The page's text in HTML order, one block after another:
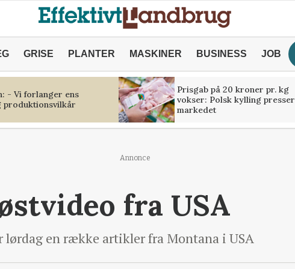
GRISE PLANTER MASKINER BUSINESS JOB
- Vi forlanger ens
Prisgab på 20 kroner pr. kg
vokser: Polsk kylling presser
markedet
Annonce
fra USA
en række artikler fra Montana i USA